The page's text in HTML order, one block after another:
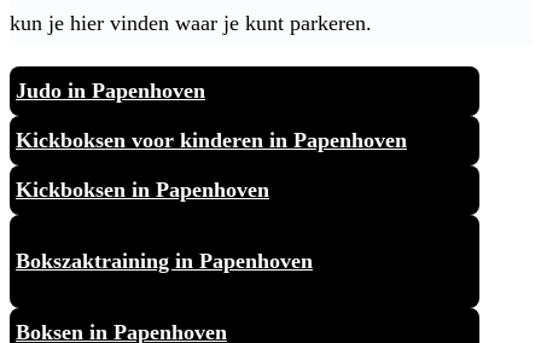
kun je hier vinden waar je kunt parkeren.
Judo in Papenhoven
Kickboksen voor kinderen in Papenhoven
Kickboksen in Papenhoven
Bokszaktraining in Papenhoven
Boksen in Papenhoven